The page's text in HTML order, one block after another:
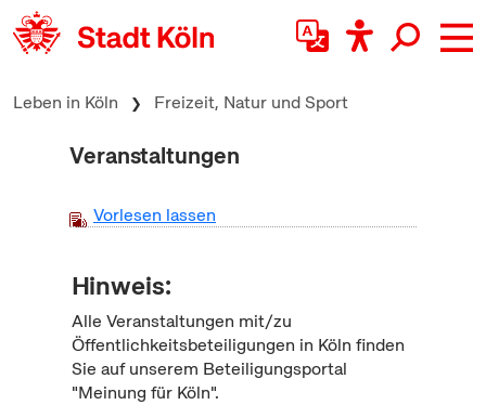
zum Inhalt springen
Leben in Köln Freizeit, Natur und Sport
Veranstaltungen
Vorlesen lassen
Hinweis:
Alle Veranstaltungen mit/zu
Öffentlichkeitsbeteiligungen in Köln finden
Sie auf unserem Beteiligungsportal
"Meinung für Köln".